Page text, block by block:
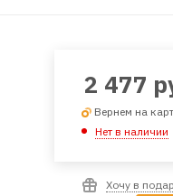
2 477
Вернем на
Нет в наличии
Хочу в